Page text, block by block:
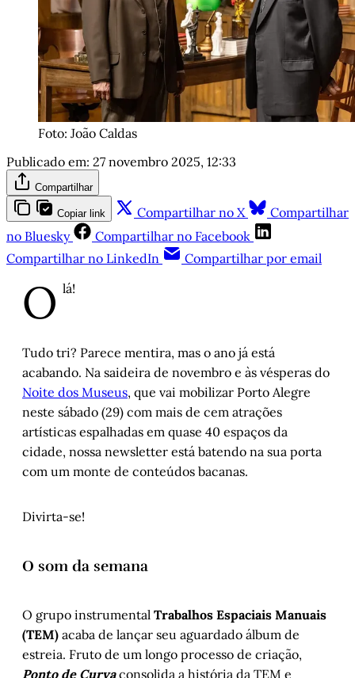
Foto: João Caldas
Publicado em: 27 novembro 2025, 12:33
Compartilhar
Copiar link Compartilhar no X
Compartilhar
no Bluesky
Compartilhar no Facebook
Compartilhar no LinkedIn
Compartilhar por email
O lá!
Tudo tri? Parece mentira, mas o ano já está
acabando. Na saideira de novembro e às vésperas do
Noite dos Museus, que vai mobilizar Porto Alegre
neste sábado (29) com mais de cem atrações
artísticas espalhadas em quase 40 espaços da
cidade, nossa newsletter está batendo na sua porta
com um monte de conteúdos bacanas.
Divirta-se!
O som da semana
O grupo instrumental Trabalhos Espaciais Manuais
(TEM) acaba de lançar seu aguardado álbum de
estreia. Fruto de um longo processo de criação,
Ponto de Curva consolida a história da TEM e